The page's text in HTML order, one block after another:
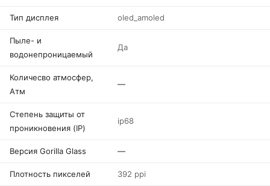
Тип дисплея oled_amoled
Пыле- и
водонепроницаемый
Да
Количесво атмосфер,
Атм
—
Степень защиты от
проникновения (IP)
ip68
Версия Gorilla Glass —
Плотность пикселей 392 ppi